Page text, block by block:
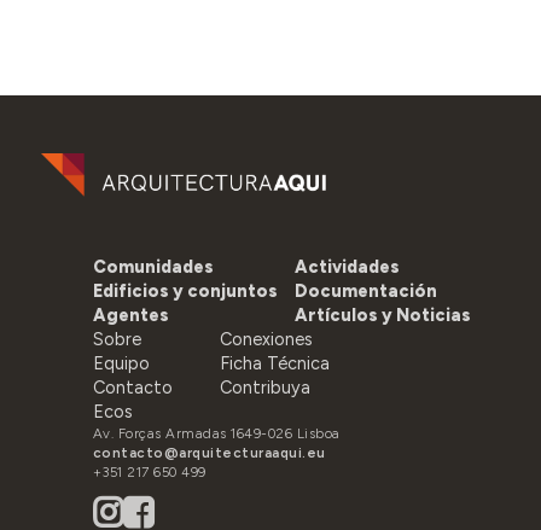
Comunidades
Edificios y conjuntos
Agentes
Actividades
Documentación
Artículos y Noticias
Sobre
Equipo
Contacto
Ecos
Conexiones
Ficha Técnica
Contribuya
Av. Forças Armadas 1649-026 Lisboa
contacto@arquitecturaaqui.eu
+351 217 650 499